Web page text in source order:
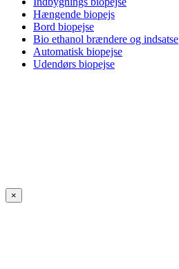
Hængende biopejs
Bord biopejse
Bio ethanol brændere og indsatse
Automatisk biopejse
Udendørs biopejse
×